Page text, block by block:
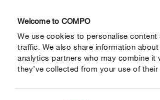
Welcome to COMPO
We use cookies to personalise
traffic. We also share information
analytics partners who may combine
they’ve collected from your use of
Producten Advies